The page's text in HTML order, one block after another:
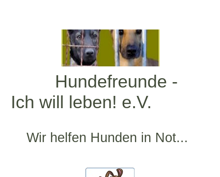
Hundefreunde -
Ich will leben! e.V.
Wir helfen Hunden in Not...